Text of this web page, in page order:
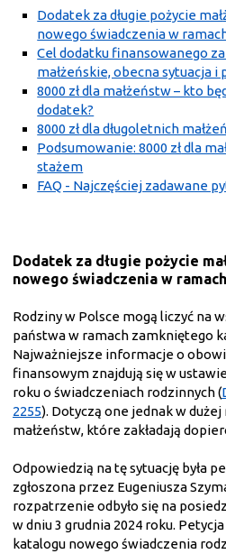
Dodatek za długie pożycie
nowego świadczenia w
Cel dodatku finansowanego za
małżeńskie, obecna sytuacja i
8000 zł dla małżeństw – kto
dodatek?
8000 zł dla długoletnich
Podsumowanie: 8000 zł dla
stażem
FAQ - Najczęściej zadawane
Dodatek za długie pożycie
nowego świadczenia w
Rodziny w Polsce mogą liczyć na
państwa w ramach zamkniętego
Najważniejsze informacje o
finansowym znajdują się w
roku o świadczeniach rodzinnych (
2255). Dotyczą one jednak w
małżeństw, które zakładają
Odpowiedzią na tę sytuację była
zgłoszona przez Eugeniusza
rozpatrzenie odbyło się na
w dniu 3 grudnia 2024 roku. Petycja
katalogu nowego świadczenia